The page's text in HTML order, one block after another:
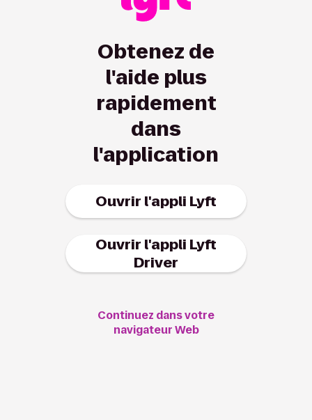
Obtenez de
l'aide plus
rapidement
dans
l'application
Ouvrir l'appli Lyft
Ouvrir l'appli Lyft
Driver
Continuez dans votre
navigateur Web